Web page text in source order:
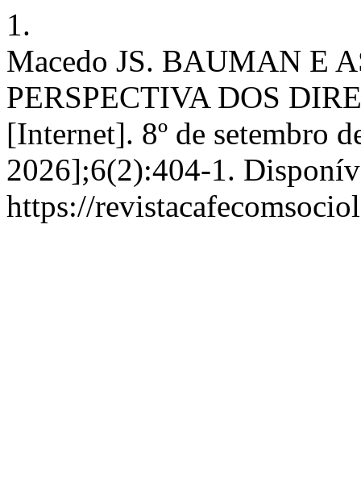
1.
Macedo JS. BAUMAN E
PERSPECTIVA DOS
[Internet]. 8º de setembro
2026];6(2):404-1.
https://